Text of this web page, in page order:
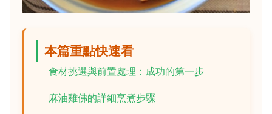
本篇重點快速看
食材挑選與前置處理：成功的第一步
麻油雞佛的詳細烹煮步驟